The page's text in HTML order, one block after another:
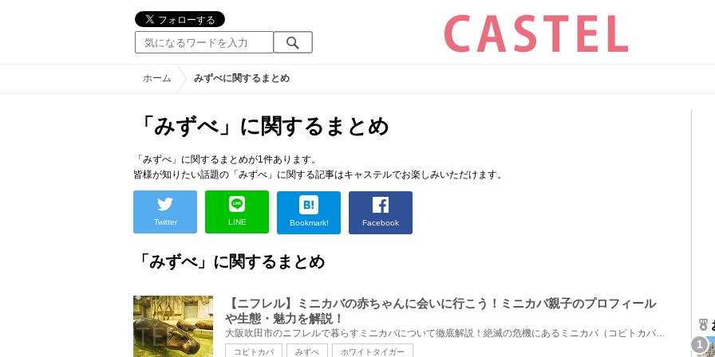
ホーム みずべに関するまとめ
「みずべ」に関するまとめ
「みずべ」に関するまとめが1件あります。
皆様が知りたい話題の「みずべ」に関する記事はキャステルでお楽しみいただけます。
Twitter LINE Bookmark! Facebook
「みずべ」に関するまとめ
【ニフレル】ミニカバの赤ちゃんに会いに行こう！ミニカバ親子のプロフィール
や生態・魅力を解説！
大阪吹田市のニフレルで暮らすミニカバについて徹底解説！絶滅の危機にあるミニカバ（コビトカバ）がニ...
コビトカバ みずべ ホワイトタイガー